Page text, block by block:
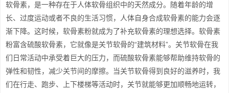
软骨素，是一种存在于人体软骨组织中的天然成分。随着年龄的增
长、过度运动或者不良的生活习惯，人体自身合成软骨素的能力会逐
渐下降。这时候，软骨素粉就成为了补充软骨素的理想选择。软骨素
粉富含硫酸软骨素，它就像是关节软骨的“建筑材料”。关节软骨在我
们日常活动中承受着巨大的压力，而硫酸软骨素能够帮助维持软骨的
弹性和韧性，减少关节间的摩擦。当关节软骨得到良好的滋养时，我
们在行走、跑步、上下楼梯等活动时，关节就能够更加顺畅地运转，